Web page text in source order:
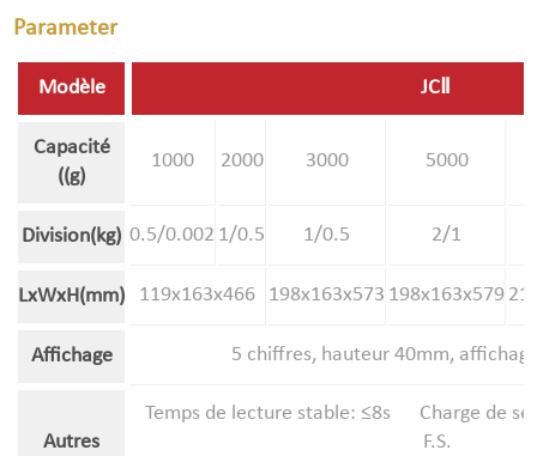
Parameter
Modèle JCⅡ
Capacité
((g)
1000 2000 3000 5000
Division(kg) 0.5/0.002 1/0.5 1/0.5 2/1
LxWxH(mm) 119x163x466 198x163x573 198x163x579
Affichage 5 chiffres, hauteur 40mm,
Autres
Temps de lecture stable: ≤8s Charge de
F.S.